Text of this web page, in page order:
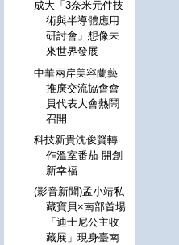
成大「3奈米元件技
術與半導體應用
研討會」想像未
來世界發展
中華兩岸美容蘭藝
推廣交流協會會
員代表大會熱鬧
召開
科技新貴沈俊賢轉
作溫室番茄 開創
新幸福
(影音新聞)孟小靖私
藏寶貝×南部首場
「迪士尼公主收
藏展」現身臺南